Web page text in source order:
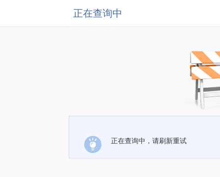
正在查询中
正在查询中，请刷新重试